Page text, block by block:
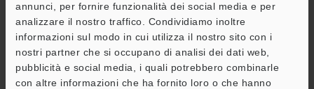
annunci, per fornire funzionalità dei social media e per
analizzare il nostro traffico. Condividiamo inoltre
informazioni sul modo in cui utilizza il nostro sito con i
nostri partner che si occupano di analisi dei dati web,
pubblicità e social media, i quali potrebbero combinarle
con altre informazioni che ha fornito loro o che hanno
Continua
Privacy garantita al 100% - le informazioni personali non saranno
mai condivise.